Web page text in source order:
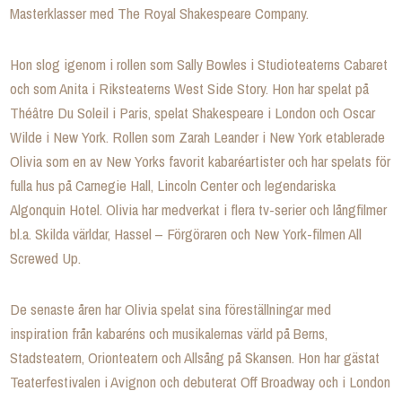
Masterklasser med The Royal Shakespeare Company.
Hon slog igenom i rollen som Sally Bowles i Studioteaterns Cabaret
och som Anita i Riksteaterns West Side Story. Hon har spelat på
Théâtre Du Soleil i Paris, spelat Shakespeare i London och Oscar
Wilde i New York. Rollen som Zarah Leander i New York etablerade
Olivia som en av New Yorks favorit kabaréartister och har spelats för
fulla hus på Carnegie Hall, Lincoln Center och legendariska
Algonquin Hotel. Olivia har medverkat i flera tv-serier och långfilmer
bl.a. Skilda världar, Hassel – Förgöraren och New York-filmen All
Screwed Up.
De senaste åren har Olivia spelat sina föreställningar med
inspiration från kabaréns och musikalernas värld på Berns,
Stadsteatern, Orionteatern och Allsång på Skansen. Hon har gästat
Teaterfestivalen i Avignon och debuterat Off Broadway och i London